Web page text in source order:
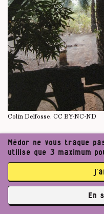
Colin Delfosse. CC BY-NC-ND
Un bras de fer
Médor ne vous traque
utilise que 3 maximum
En